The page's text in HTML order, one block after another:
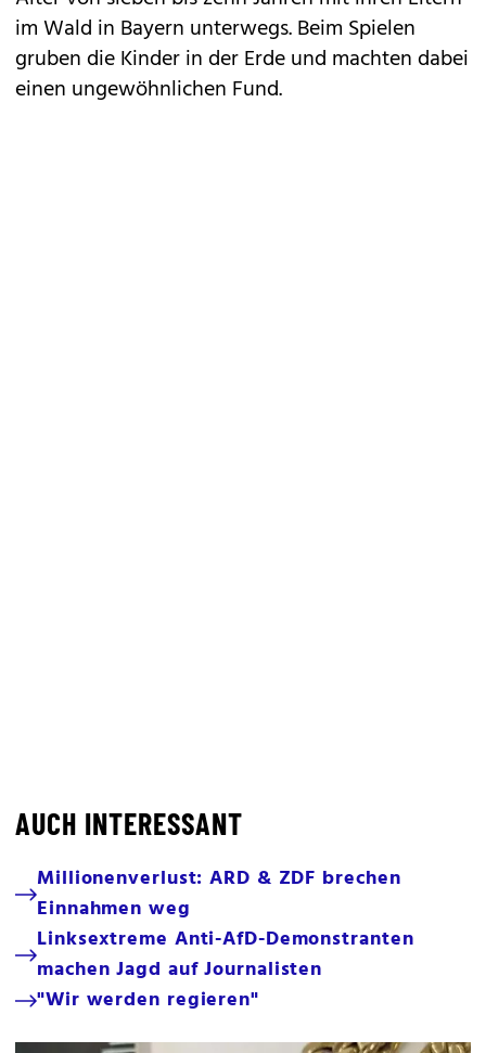
im Wald in Bayern unterwegs. Beim Spielen
gruben die Kinder in der Erde und machten dabei
einen ungewöhnlichen Fund.
AUCH INTERESSANT
Millionenverlust: ARD & ZDF brechen
Einnahmen weg
Linksextreme Anti-AfD-Demonstranten
machen Jagd auf Journalisten
"Wir werden regieren"